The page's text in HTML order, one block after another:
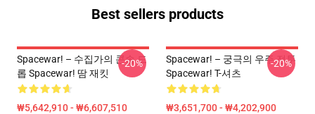
Best sellers products
Spacewar! – 수집가의 콘솔 드
롭 Spacewar! 땀 재킷
₩5,642,910 - ₩6,607,510
-20%
Spacewar! – 궁극의 우주 전투
Spacewar! T-셔츠
₩3,651,700 - ₩4,202,900
-20%